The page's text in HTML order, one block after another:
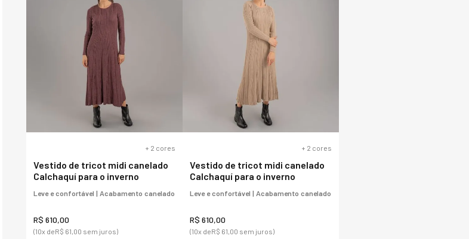
+ 2 cores
Vestido de tricot midi canelado
Calchaquí para o inverno
Leve e confortável | Acabamento canelado
R$ 610,00
(10x deR$ 61 00 sem juros)
+ 2 cores
Vestido de tricot midi canelado
Calchaquí para o inverno
Leve e confortável | Acabamento canelado
R$ 610,00
(10x deR$ 61 00 sem juros)